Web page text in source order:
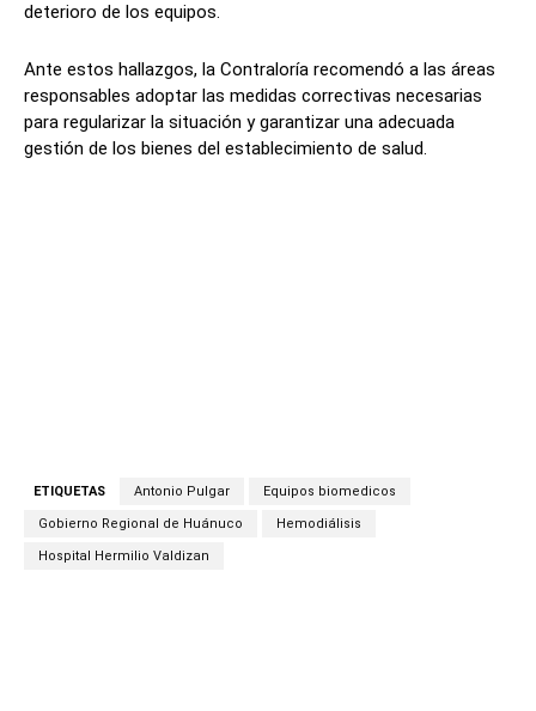
deterioro de los equipos.
Ante estos hallazgos, la Contraloría recomendó a las áreas
responsables adoptar las medidas correctivas necesarias
para regularizar la situación y garantizar una adecuada
gestión de los bienes del establecimiento de salud.
ETIQUETAS Antonio Pulgar Equipos biomedicos
Gobierno Regional de Huánuco Hemodiálisis
Hospital Hermilio Valdizan